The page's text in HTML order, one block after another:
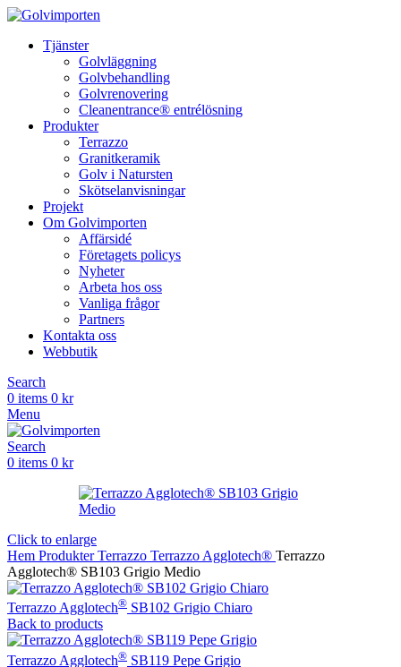
Tjänster
Golvläggning
Golvbehandling
Golvrenovering
Cleanentrance® entrélösning
Produkter
Terrazzo
Granitkeramik
Golv i Natursten
Skötselanvisningar
Projekt
Om Golvimporten
Affärsidé
Företagets policys
Nyheter
Arbeta hos oss
Vanliga frågor
Partners
Kontakta oss
Webbutik
Search
0 items 0 kr
Menu
Search
0 items 0 kr
Click to enlarge
Hem ProdukterTerrazzo Terrazzo Agglotech® Terrazzo
Agglotech® SB103 Grigio Medio
Terrazzo Agglotech® SB102 Grigio Chiaro
Back to products
Terrazzo Agglotech® SB119 Pepe Grigio